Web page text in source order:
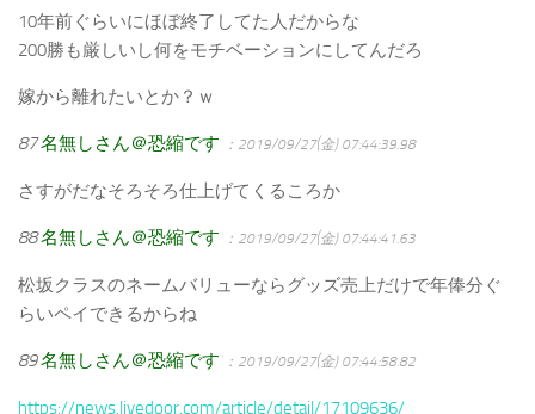
10年前ぐらいにほぼ終了してた人だからな
200勝も厳しいし何をモチベーションにしてんだろ
嫁から離れたいとか？ｗ
87名無しさん＠恐縮です ：2019/09/27(金) 07:44:39.98
さすがだなそろそろ仕上げてくるころか
88名無しさん＠恐縮です ：2019/09/27(金) 07:44:41.63
松坂クラスのネームバリューならグッズ売上だけで年俸分ぐ
らいペイできるからね
89名無しさん＠恐縮です ：2019/09/27(金) 07:44:58.82
https://news.livedoor.com/article/detail/17109636/